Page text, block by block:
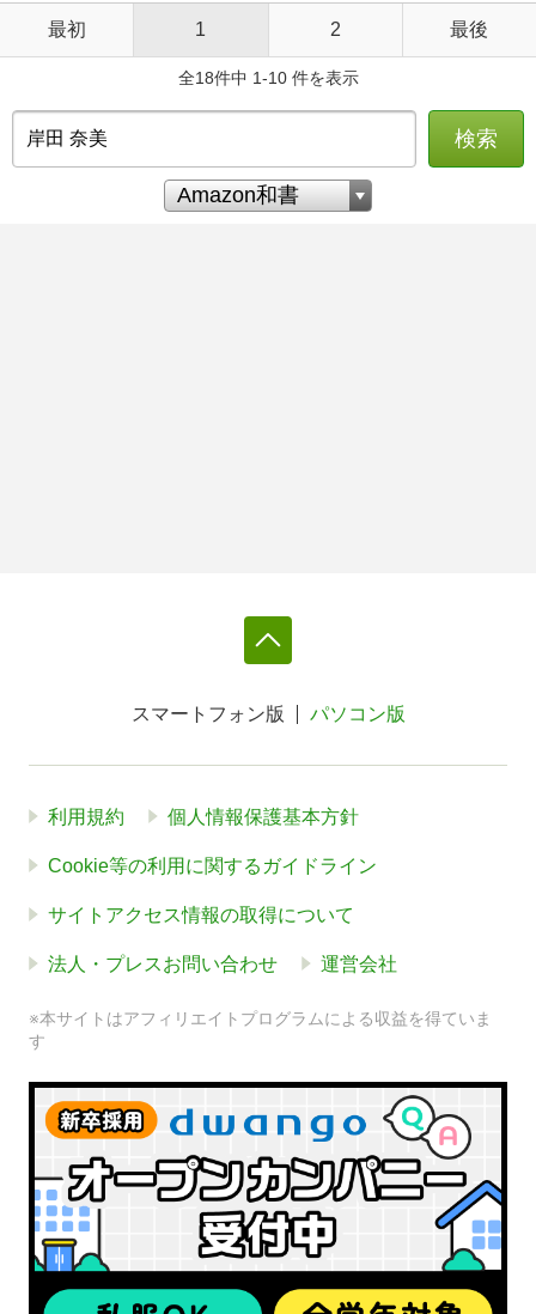
最初 1 2 最後
全18件中 1-10 件を表示
検索
スマートフォン版 パソコン版
利用規約 個人情報保護基本方針
Cookie等の利用に関するガイドライン
サイトアクセス情報の取得について
法人・プレスお問い合わせ 運営会社
※本サイトはアフィリエイトプログラムによる収益を得ていま
す